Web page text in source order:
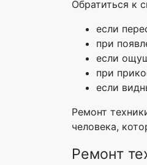
Обратиться к
если
при
если
при
если
Ремонт
человека,
Ремонт